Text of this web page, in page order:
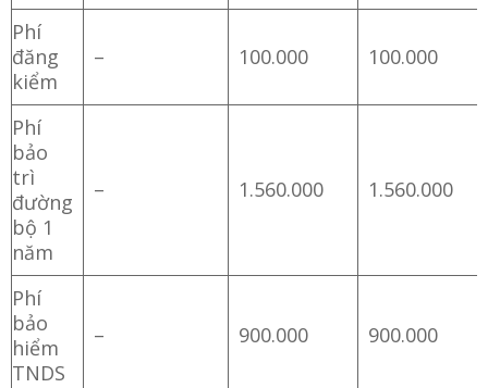
Phí
đăng
kiểm
– 100.000 100.000
Phí
bảo
trì
đường
bộ 1
năm
– 1.560.000 1.560.000
Phí
bảo
hiểm
TNDS
– 900.000 900.000